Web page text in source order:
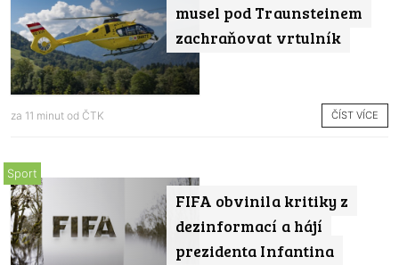
musel pod Traunsteinem
zachraňovat vrtulník
za 11 minut od ČTK ČÍST VÍCE
FIFA obvinila kritiky z
dezinformací a hájí
prezidenta Infantina
Sport